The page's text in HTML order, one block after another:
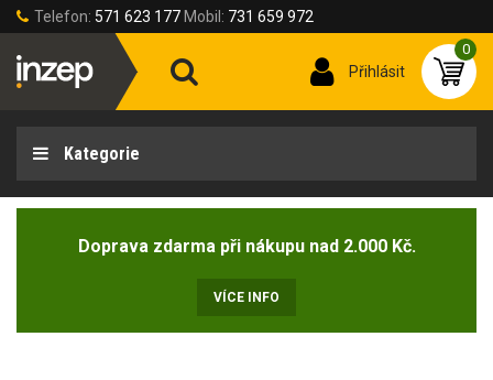
Telefon: 571 623 177 Mobil: 731 659 972
Přihlásit
0
Kategorie
Doprava zdarma při nákupu nad 2.000 Kč.
VÍCE INFO